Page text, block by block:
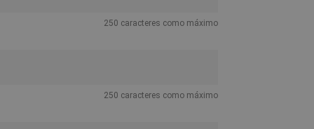
250 caracteres como máximo
250 caracteres como máximo